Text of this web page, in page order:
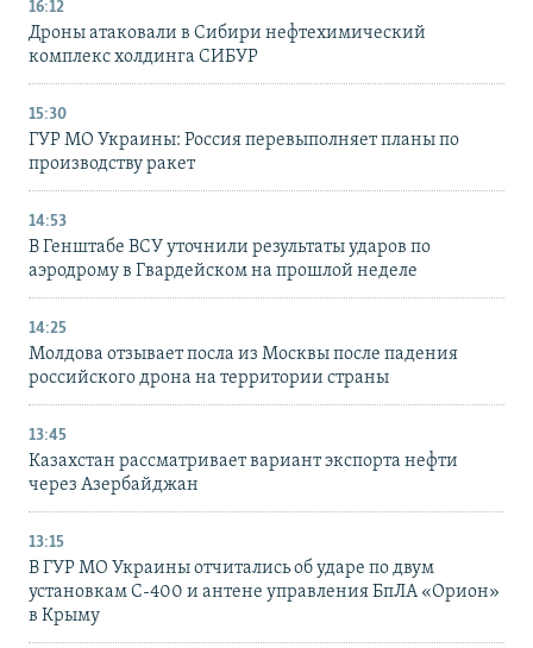
16:12
Дроны атаковали в Сибири нефтехимический
комплекс холдинга СИБУР
15:30
ГУР МО Украины: Россия перевыполняет планы по
производству ракет
14:53
В Генштабе ВСУ уточнили результаты ударов по
аэродрому в Гвардейском на прошлой неделе
14:25
Молдова отзывает посла из Москвы после падения
российского дрона на территории страны
13:45
Казахстан рассматривает вариант экспорта нефти
через Азербайджан
13:15
В ГУР МО Украины отчитались об ударе по двум
установкам С-400 и антене управления БпЛА «Орион»
в Крыму